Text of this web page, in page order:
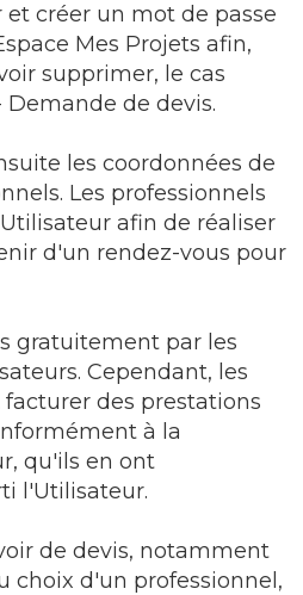
créer un mot de passe
Mes Projets afin,
supprimer, le cas
de devis.
les coordonnées de
Les professionnels
afin de réaliser
d'un rendez-vous pour
gratuitement par les
Cependant, les
des prestations
à la
qu'ils en ont
l'Utilisateur.
de devis, notamment
choix d'un professionnel,